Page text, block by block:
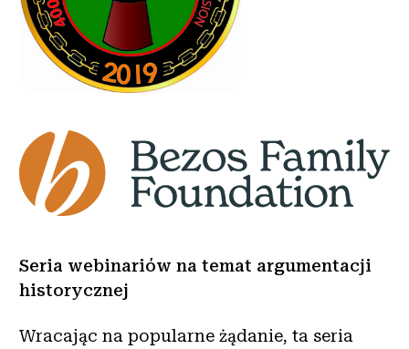
Seria webinariów na temat argumentacji
historycznej
Wracając na popularne żądanie, ta seria